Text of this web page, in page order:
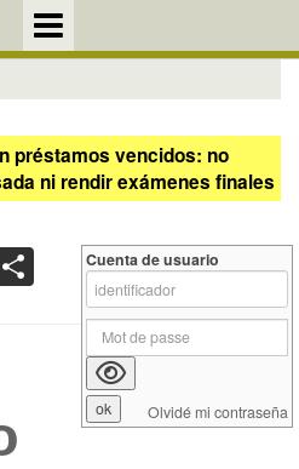
préstamos vencidos: no
ni rendir exámenes finales
Cuenta de usuario
Olvidé mi contraseña